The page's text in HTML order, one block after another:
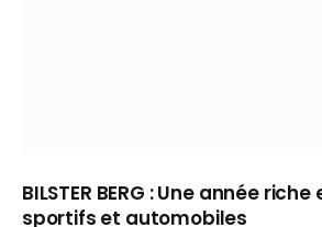
BILSTER BERG : Une année
sportifs et automobiles